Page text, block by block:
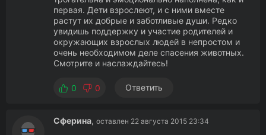
первая. Дети взрослеют, и с ними вместе
растут их добрые и заботливые души. Редко
увидишь поддержку и участие родителей и
окружающих взрослых людей в непростом и
очень необходимом деле спасения животных.
Смотрите и наслаждайтесь!
0 0 Ответить
Сферина, оставлен 22 августа 2015 23:34